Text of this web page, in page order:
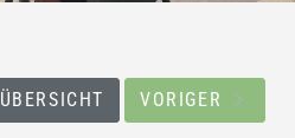
ÜBERSICHT VORIGER